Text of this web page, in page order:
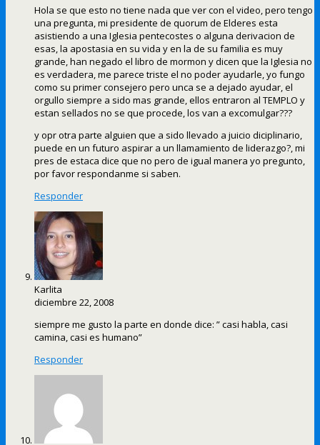
Hola se que esto no tiene nada que ver con el video, pero tengo
una pregunta, mi presidente de quorum de Elderes esta
asistiendo a una Iglesia pentecostes o alguna derivacion de
esas, la apostasia en su vida y en la de su familia es muy
grande, han negado el libro de mormon y dicen que la Iglesia no
es verdadera, me parece triste el no poder ayudarle, yo fungo
como su primer consejero pero unca se a dejado ayudar, el
orgullo siempre a sido mas grande, ellos entraron al TEMPLO y
estan sellados no se que procede, los van a excomulgar???
y opr otra parte alguien que a sido llevado a juicio diciplinario,
puede en un futuro aspirar a un llamamiento de liderazgo?, mi
pres de estaca dice que no pero de igual manera yo pregunto,
por favor respondanme si saben.
Responder
Karlita
diciembre 22, 2008
siempre me gusto la parte en donde dice: ” casi habla, casi
camina, casi es humano”
Responder